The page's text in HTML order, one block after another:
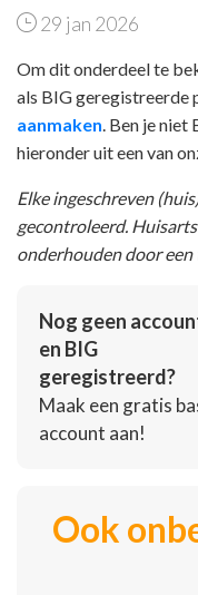
29 jan 2026
Om dit onderdeel te
als BIG geregistreerde
aanmaken. Ben je niet
hieronder uit een van
Elke ingeschreven
gecontroleerd.
onderhouden door een
Nog geen
en BIG
geregistreerd?
Maak een gratis
account aan!
Ook